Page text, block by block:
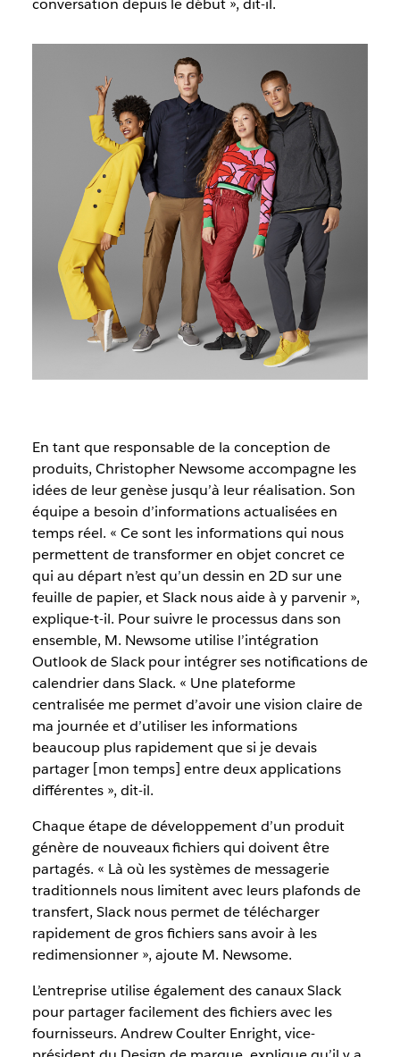
conversation depuis le début », dit-il.
En tant que responsable de la conception de
produits, Christopher Newsome accompagne les
idées de leur genèse jusqu’à leur réalisation. Son
équipe a besoin d’informations actualisées en
temps réel. « Ce sont les informations qui nous
permettent de transformer en objet concret ce
qui au départ n’est qu’un dessin en 2D sur une
feuille de papier, et Slack nous aide à y parvenir »,
explique-t-il. Pour suivre le processus dans son
ensemble, M. Newsome utilise l’intégration
Outlook de Slack pour intégrer ses notifications de
calendrier dans Slack. « Une plateforme
centralisée me permet d’avoir une vision claire de
ma journée et d’utiliser les informations
beaucoup plus rapidement que si je devais
partager [mon temps] entre deux applications
différentes », dit-il.
Chaque étape de développement d’un produit
génère de nouveaux fichiers qui doivent être
partagés. « Là où les systèmes de messagerie
traditionnels nous limitent avec leurs plafonds de
transfert, Slack nous permet de télécharger
rapidement de gros fichiers sans avoir à les
redimensionner », ajoute M. Newsome.
L’entreprise utilise également des canaux Slack
pour partager facilement des fichiers avec les
fournisseurs. Andrew Coulter Enright, vice-